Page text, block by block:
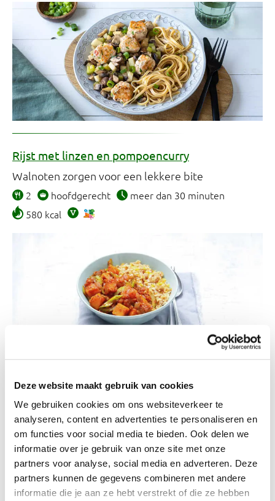
Deze website maakt gebruik van cookies
We gebruiken cookies om ons websiteverkeer te
analyseren, content en advertenties te personaliseren en
om functies voor social media te bieden. Ook delen we
informatie over je gebruik van onze site met onze
partners voor analyse, social media en adverteren. Deze
partners kunnen de gegevens combineren met andere
informatie die je aan ze hebt verstrekt of die ze hebben
Rijst met linzen en pompoencurry
Walnoten zorgen voor een lekkere bite
2 hoofdgerecht
meer dan 30 minuten
580 kcal
Irish stew
Genieten van een lekker stoofpotje
2 hoofdgerecht
meer dan 30 minuten
525 kcal